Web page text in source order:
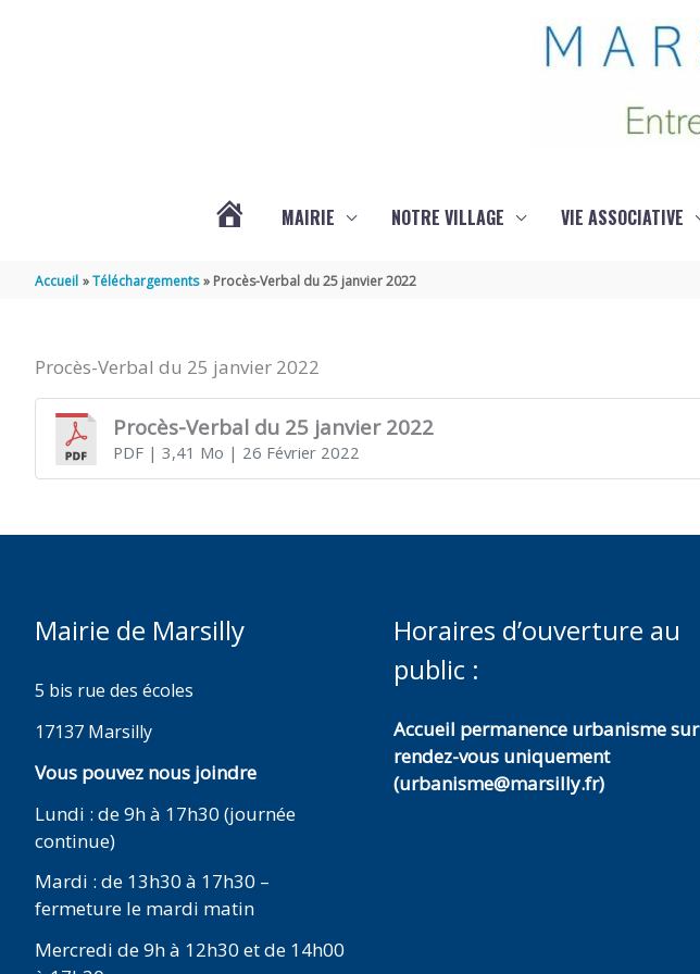
MAIRIE NOTRE VILLAGE VIE ASSOCIATIVE
Accueil Téléchargements Procès-Verbal du 25 janvier 2022
Procès-Verbal du 25 janvier 2022
Procès-Verbal du 25 janvier 2022
PDF| 3,41 Mo | 26 Février 2022
Mairie de Marsilly
5 bis rue des écoles
17137 Marsilly
Vous pouvez nous joindre
Lundi : de 9h à 17h30 (journée
continue)
Mardi : de 13h30 à 17h30 –
fermeture le mardi matin
Mercredi de 9h à 12h30 et de 14h00
Horaires d’ouverture au
public :
Accueil permanence urbanisme sur
rendez-vous uniquement
(urbanisme@marsilly.fr)